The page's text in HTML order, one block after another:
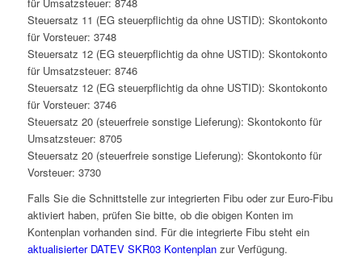
für Umsatzsteuer: 8748
Steuersatz 11 (EG steuerpflichtig da ohne USTID): Skontokonto
für Vorsteuer: 3748
Steuersatz 12 (EG steuerpflichtig da ohne USTID): Skontokonto
für Umsatzsteuer: 8746
Steuersatz 12 (EG steuerpflichtig da ohne USTID): Skontokonto
für Vorsteuer: 3746
Steuersatz 20 (steuerfreie sonstige Lieferung): Skontokonto für
Umsatzsteuer: 8705
Steuersatz 20 (steuerfreie sonstige Lieferung): Skontokonto für
Vorsteuer: 3730
Falls Sie die Schnittstelle zur integrierten Fibu oder zur Euro-Fibu
aktiviert haben, prüfen Sie bitte, ob die obigen Konten im
Kontenplan vorhanden sind. Für die integrierte Fibu steht ein
aktualisierter DATEV SKR03 Kontenplanzur Verfügung.